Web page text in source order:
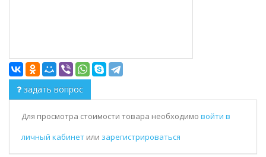
задать вопрос
Для просмотра стоимости товара необходимо войти в
личный кабинет или зарегистрироваться